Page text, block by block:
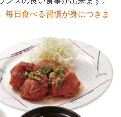
毎日食べる習慣が身につきま